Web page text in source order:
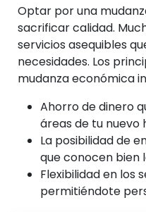
Optar por una
sacrificar calidad.
servicios asequibles
necesidades. Los
mudanza económica
Ahorro de dinero
áreas de tu nuevo
La posibilidad de
que conocen bien
Flexibilidad en los
permitiéndote